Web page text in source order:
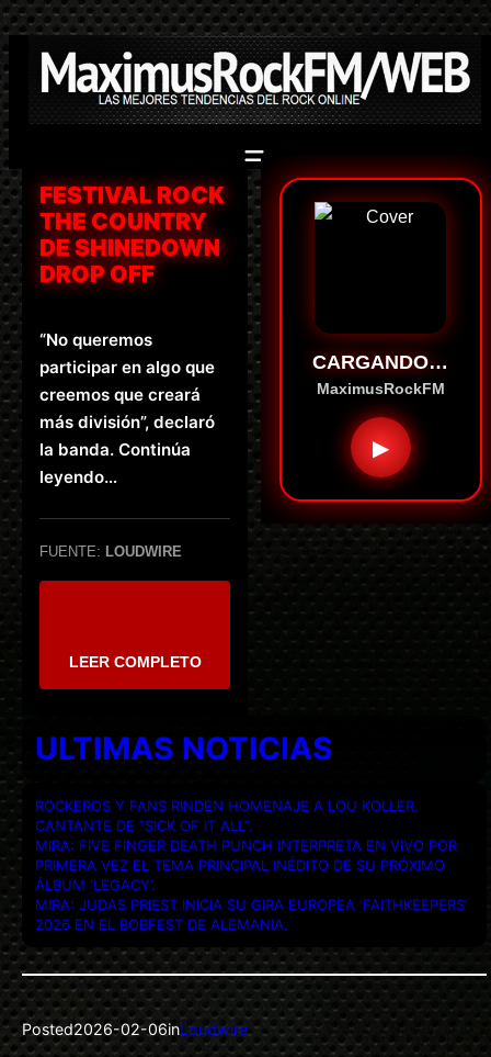
Saltar
al
contenido
FESTIVAL ROCK
THE COUNTRY
DE SHINEDOWN
DROP OFF
“No queremos
participar en algo que
creemos que creará
más división”, declaró
la banda. Continúa
leyendo…
FUENTE: LOUDWIRE
LEER COMPLETO
CARGANDO…
MaximusRockFM
▶
ULTIMAS NOTICIAS
ROCKEROS Y FANS RINDEN HOMENAJE A LOU KOLLER,
CANTANTE DE “SICK OF IT ALL”.
MIRA: FIVE FINGER DEATH PUNCH INTERPRETA EN VIVO POR
PRIMERA VEZ EL TEMA PRINCIPAL INÉDITO DE SU PRÓXIMO
ÁLBUM ‘LEGACY’.
MIRA: JUDAS PRIEST INICIA SU GIRA EUROPEA ‘FAITHKEEPERS’
2026 EN EL BOBFEST DE ALEMANIA.
Posted2026-02-06inLoudwire